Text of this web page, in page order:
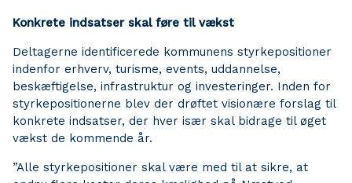
Konkrete indsatser skal føre til vækst
Deltagerne identificerede kommunens styrkepositioner
indenfor erhverv, turisme, events, uddannelse,
beskæftigelse, infrastruktur og investeringer. Inden for
styrkepositionerne blev der drøftet visionære forslag til
konkrete indsatser, der hver især skal bidrage til øget
vækst de kommende år.
”Alle styrkepositioner skal være med til at sikre, at